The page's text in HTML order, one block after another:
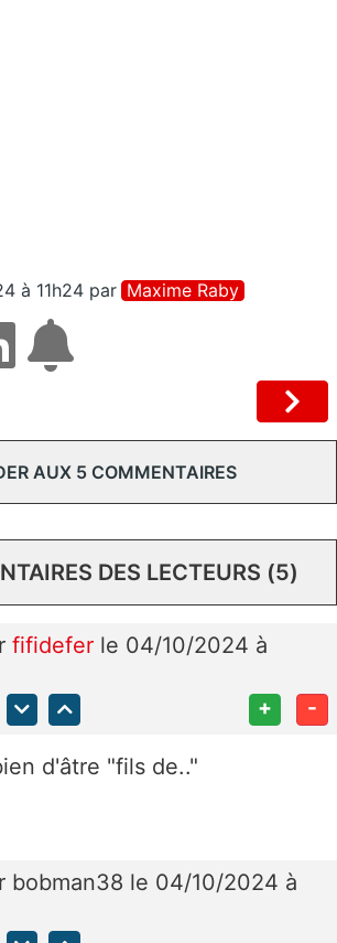
à 11h24 par Maxime Raby
AUX 5 COMMENTAIRES
DES LECTEURS (5)
fifidefer le 04/10/2024 à
+ -
d'âtre "fils de.."
bobman38 le 04/10/2024 à